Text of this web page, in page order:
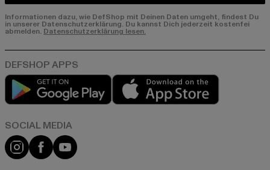
Informationen dazu, wie DefShop mit Deinen Daten umgeht, findest Du
in unserer Datenschutzerklärung. Du kannst Dich jederzeit kostenfei
abmelden. Datenschutzerklärung lesen.
Play market
Instagram
FacebookYouTube